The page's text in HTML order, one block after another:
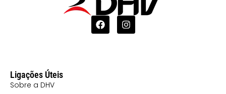
Ligações Úteis
Sobre a DHV